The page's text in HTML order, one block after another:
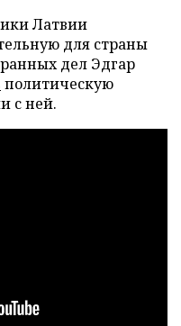
Латвии
для страны
дел Эдгар
политическую
с ней.